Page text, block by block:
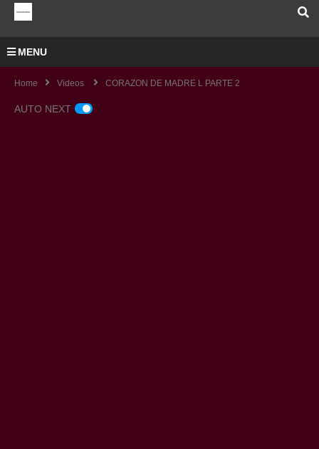
MENU
Home Videos CORAZON DE MADRE L PARTE 2
AUTO NEXT